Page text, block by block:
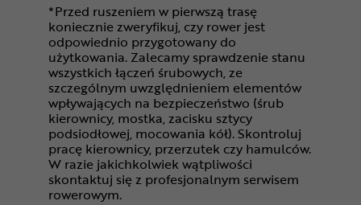
*Przed ruszeniem w pierwszą trasę
koniecznie zweryfikuj, czy rower jest
odpowiednio przygotowany do
użytkowania. Zalecamy sprawdzenie stanu
wszystkich łączeń śrubowych, ze
szczególnym uwzględnieniem elementów
wpływających na bezpieczeństwo (śrub
kierownicy, mostka, zacisku sztycy
podsiodłowej, mocowania kół). Skontroluj
pracę kierownicy, przerzutek czy hamulców.
W razie jakichkolwiek wątpliwości
skontaktuj się z profesjonalnym serwisem
rowerowym.